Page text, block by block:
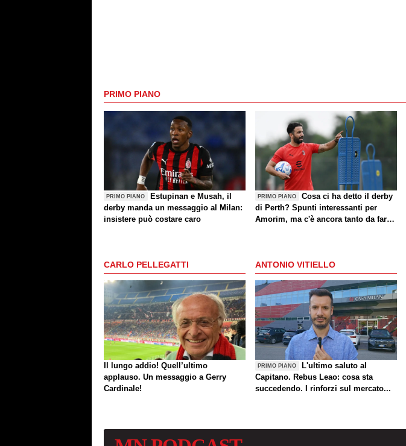
PRIMO PIANO
PRIMO PIANO
Estupinan e Musah, il
derby manda un messaggio al Milan:
insistere può costare caro
PRIMO PIANO
Cosa ci ha detto il derby
di Perth? Spunti interessanti per
Amorim, ma c'è ancora tanto da fare
CARLO PELLEGATTI
Il lungo addio! Quell’ultimo
applauso. Un messaggio a Gerry
Cardinale!
ANTONIO VITIELLO
PRIMO PIANO
L'ultimo saluto al
Capitano. Rebus Leao: cosa sta
succedendo. I rinforzi sul mercato...